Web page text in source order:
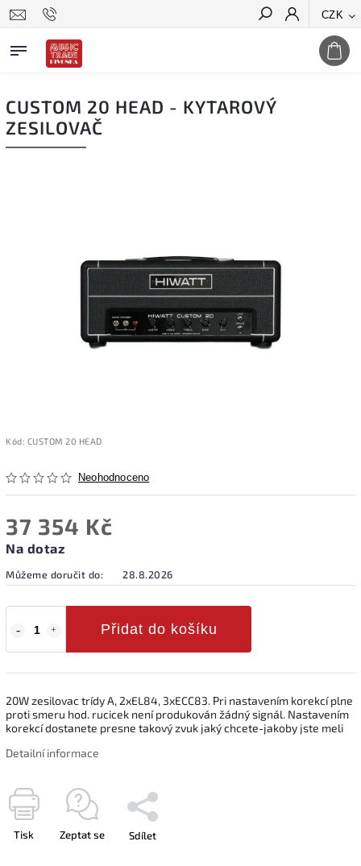
CZK
Hledat
CUSTOM 20 HEAD - KYTAROVÝ
ZESILOVAČ
Kód: CUSTOM 20 HEAD
Neohodnoceno
37 354 Kč
Na dotaz
Můžeme doručit do: 28.8.2026
Přidat do košíku
20W zesilovac trídy A, 2xEL84, 3xECC83. Pri nastavením korekcí plne
proti smeru hod. rucicek není produkován žádný signál. Nastavením
korekcí dostanete presne takový zvuk jaký chcete-jakoby jste meli
Detailní informace
Tisk Zeptat se Sdílet